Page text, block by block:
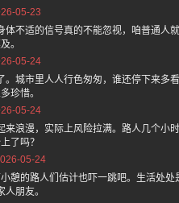
05-23
不适的信号真的不能忽视，咱普通人
。
05-24
城市里人人行色匆匆，谁还停下来多
珍惜。
05-24
浪漫，实际上风险拉满。路人几个小
了吗？
05-24
憩的路人们估计也吓一跳吧。生活处处
朋友。